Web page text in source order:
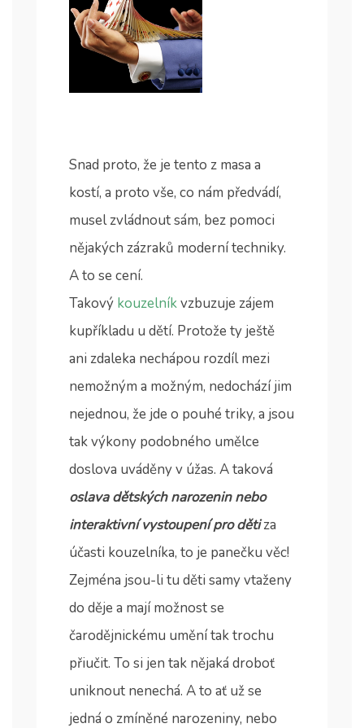
Snad proto, že je tento z masa a
kostí, a proto vše, co nám předvádí,
musel zvládnout sám, bez pomoci
nějakých zázraků moderní techniky.
A to se cení.
Takový kouzelníkvzbuzuje zájem
kupříkladu u dětí. Protože ty ještě
ani zdaleka nechápou rozdíl mezi
nemožným a možným, nedochází jim
nejednou, že jde o pouhé triky, a jsou
tak výkony podobného umělce
doslova uváděny v úžas. A taková
oslava dětských narozenin nebo
interaktivní vystoupení pro dětiza
účasti kouzelníka, to je panečku věc!
Zejména jsou-li tu děti samy vtaženy
do děje a mají možnost se
čarodějnickému umění tak trochu
přiučit. To si jen tak nějaká droboť
uniknout nenechá. A to ať už se
jedná o zmíněné narozeniny, nebo